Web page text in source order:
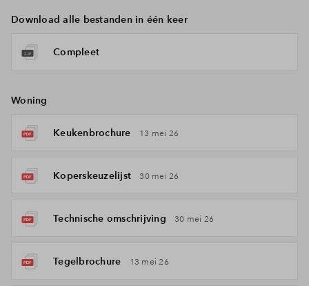
Download alle bestanden in één keer
Compleet
Woning
Keukenbrochure 13 mei 26
Koperskeuzelijst 30 mei 26
Technische omschrijving 30 mei 26
Tegelbrochure 13 mei 26